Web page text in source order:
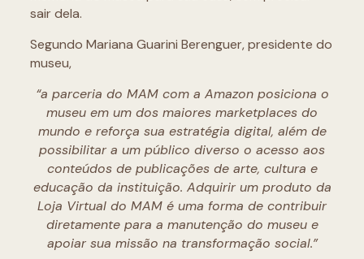
sair dela.
Segundo Mariana Guarini Berenguer, presidente do
museu,
“a parceria do MAM com a Amazon posiciona o
museu em um dos maiores marketplaces do
mundo e reforça sua estratégia digital, além de
possibilitar a um público diverso o acesso aos
conteúdos de publicações de arte, cultura e
educação da instituição. Adquirir um produto da
Loja Virtual do MAM é uma forma de contribuir
diretamente para a manutenção do museu e
apoiar sua missão na transformação social.”